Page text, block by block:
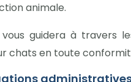
animale.
guidera à travers
chats en toute